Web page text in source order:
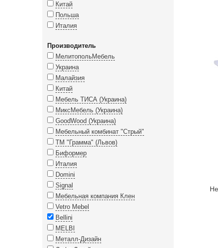
Китай
Польша
Италия
Производитель
МелитопольМебель
Украина
Малайзия
Китай
Мебель ТИСА (Украина)
МиксМебель (Украина)
GoodWood (Украина)
Мебельный комбинат "Стрый"
ТМ "Грамма" (Львов)
Биформер
Италия
Domini
Signal
Мебельная компания Клен
Vetro Mebel
Bellini
MELBI
Металл-Дизайн